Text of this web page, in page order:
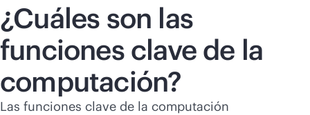
¿Cuáles son las
funciones clave de la
computación?
Las funciones clave de la computación